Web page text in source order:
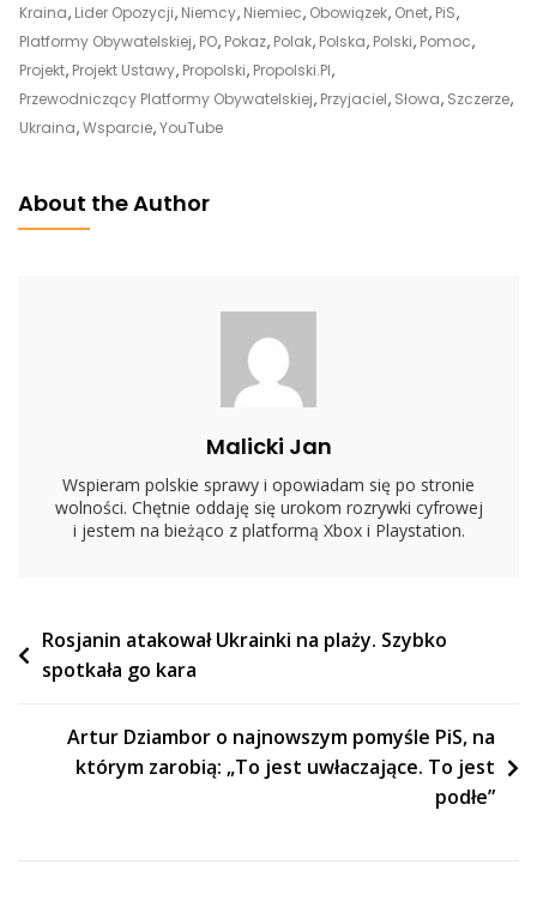
Tusk:
„Stawka
Tej
Wojny
Szczerze”
Kraina, Lider Opozycji, Niemcy, Niemiec, Obowiązek, Onet, PiS,
Platformy Obywatelskiej, PO, Pokaz, Polak, Polska, Polski, Pomoc,
Projekt, Projekt Ustawy, Propolski, Propolski.pl,
Przewodniczący Platformy Obywatelskiej, Przyjaciel, Słowa, Szczerze,
Ukraina,Wsparcie,YouTube
About the Author
Malicki Jan
Wspieram polskie sprawy i opowiadam się po stronie
wolności. Chętnie oddaję się urokom rozrywki cyfrowej
i jestem na bieżąco z platformą Xbox i Playstation.
Nawigacja
wpisu
Rosjanin atakował Ukrainki na plaży. Szybko
spotkała go kara
Artur Dziambor o najnowszym pomyśle PiS, na
którym zarobią: „To jest uwłaczające. To jest
podłe”